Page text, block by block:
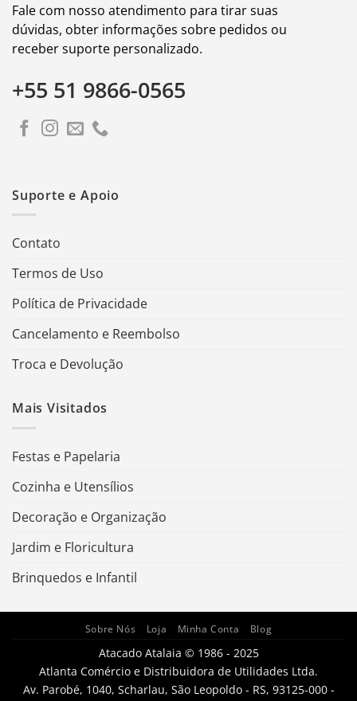
Fale com nosso atendimento para tirar suas
dúvidas, obter informações sobre pedidos ou
receber suporte personalizado.
+55 51 9866-0565
Suporte e Apoio
Contato
Termos de Uso
Política de Privacidade
Cancelamento e Reembolso
Troca e Devolução
Mais Visitados
Festas e Papelaria
Cozinha e Utensílios
Decoração e Organização
Jardim e Floricultura
Brinquedos e Infantil
Sobre Nós Loja Minha Conta Blog
Atacado Atalaia © 1986 - 2025
Atlanta Comércio e Distribuidora de Utilidades Ltda.
Av. Parobé, 1040, Scharlau, São Leopoldo - RS, 93125-000 -